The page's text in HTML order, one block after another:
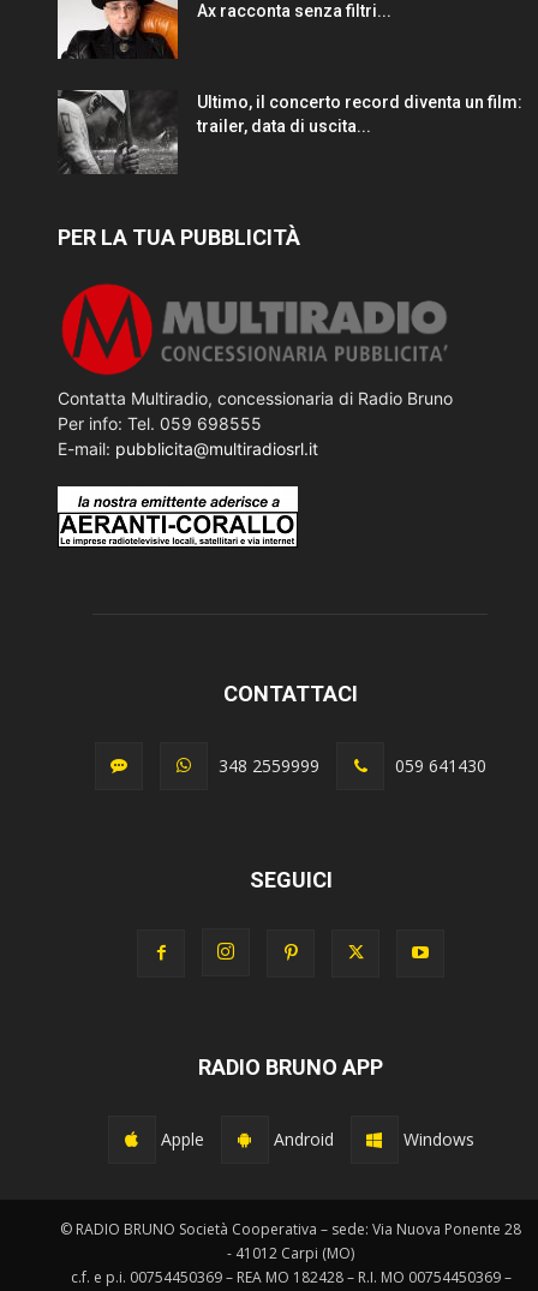
Ax racconta senza filtri...
Ultimo, il concerto record diventa un film:
trailer, data di uscita...
PER LA TUA PUBBLICITÀ
Contatta Multiradio, concessionaria di Radio Bruno
Per info: Tel. 059 698555
E-mail: pubblicita@multiradiosrl.it
CONTATTACI
348 2559999 059 641430
SEGUICI
RADIO BRUNO APP
Apple Android Windows
© RADIO BRUNO Società Cooperativa – sede: Via Nuova Ponente 28
- 41012 Carpi (MO)
c.f. e p.i. 00754450369 – REA MO 182428 – R.I. MO 00754450369 –